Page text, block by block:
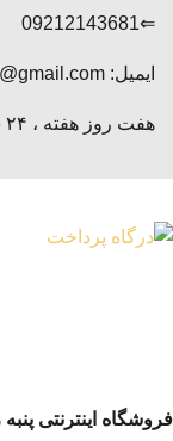
⇐09212143681
ایمیل: panberoo@gmail.com
هفت روز هفته ، ۲۴ ساعته پاسخگوی شما هستیم.
فروشگاه اینترنتی پنبه